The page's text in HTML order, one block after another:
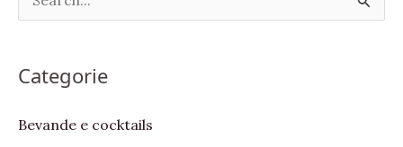
e
r
Categorie
Bevande e cocktails